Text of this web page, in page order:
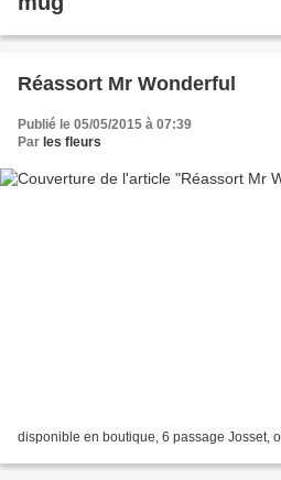
Réassort Mr Wonderful
Publié le 05/05/2015 à 07:39
Par les fleurs
disponible en boutique, 6 passage Josset,